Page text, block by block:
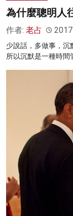
為什麼聰明人
作者: 老占
少說話，多做事，沉
所以沉默是一種時間